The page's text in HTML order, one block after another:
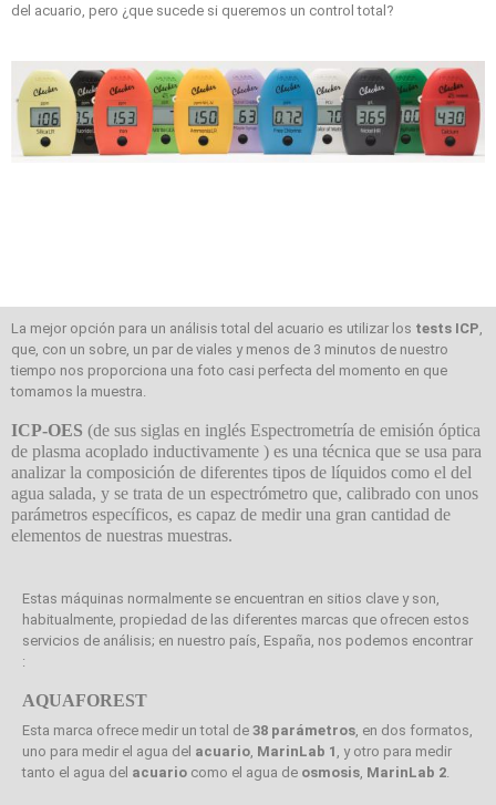
del acuario, pero ¿que sucede si queremos un control total?
La mejor opción para un análisis total del acuario es utilizar los tests ICP,
que, con un sobre, un par de viales y menos de 3 minutos de nuestro
tiempo nos proporciona una foto casi perfecta del momento en que
tomamos la muestra.
ICP-OES (de sus siglas en inglés Espectrometría de emisión óptica
de plasma acoplado inductivamente ) es una técnica que se usa para
analizar la composición de diferentes tipos de líquidos como el del
agua salada, y se trata de un espectrómetro que, calibrado con unos
parámetros específicos, es capaz de medir una gran cantidad de
elementos de nuestras muestras.
Estas máquinas normalmente se encuentran en sitios clave y son,
habitualmente, propiedad de las diferentes marcas que ofrecen estos
servicios de análisis; en nuestro país, España, nos podemos encontrar
:
AQUAFOREST
Esta marca ofrece medir un total de 38 parámetros, en dos formatos,
uno para medir el agua del acuario, MarinLab 1 , y otro para medir
tanto el agua del acuario como el agua de osmosis, MarinLab 2.